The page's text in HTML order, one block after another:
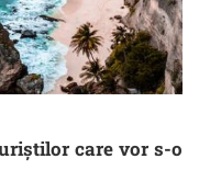
care vor s-o